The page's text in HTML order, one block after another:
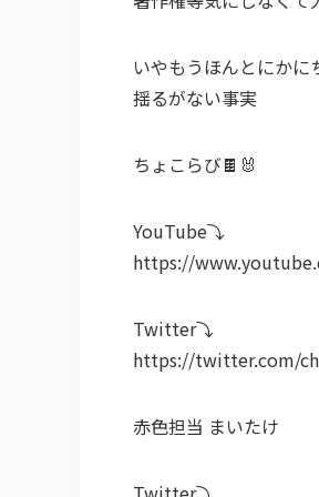
いやもうほんとにかに
揺るがない事実
ちょこらび🍫🐰
YouTube⤵︎ ︎
https://
Twitter⤵︎ ︎
https://twitter.com/
赤色担当 まいたけ